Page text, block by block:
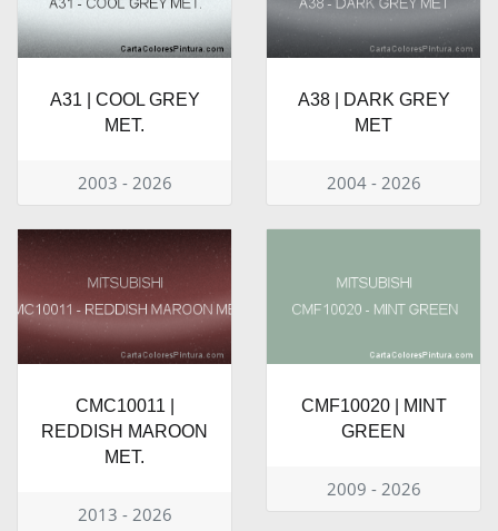
A31 | COOL GREY
MET.
2003 - 2026
A38 | DARK GREY
MET
2004 - 2026
CMC10011 |
REDDISH MAROON
MET.
2013 - 2026
CMF10020 | MINT
GREEN
2009 - 2026